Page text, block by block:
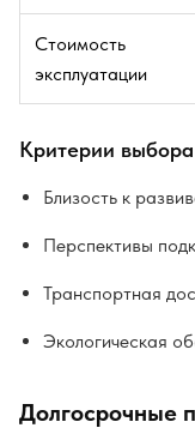
Стоимость
эксплуатации
Критерии
Близость к
Перспективы
Транспортная
Экологическая
Долгосрочные